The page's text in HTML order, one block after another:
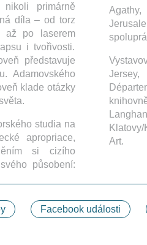
primárně
díla – od torz
až po laserem
i tvořivosti.
představuje
Adamovského
klade otázky
studia na
apropriace,
si cizího
působení:
Agathy,
Art.
Facebook události